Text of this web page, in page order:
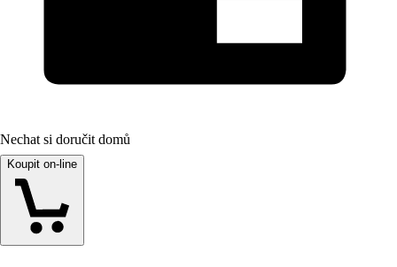
Nechat si doručit domů
Koupit on-line